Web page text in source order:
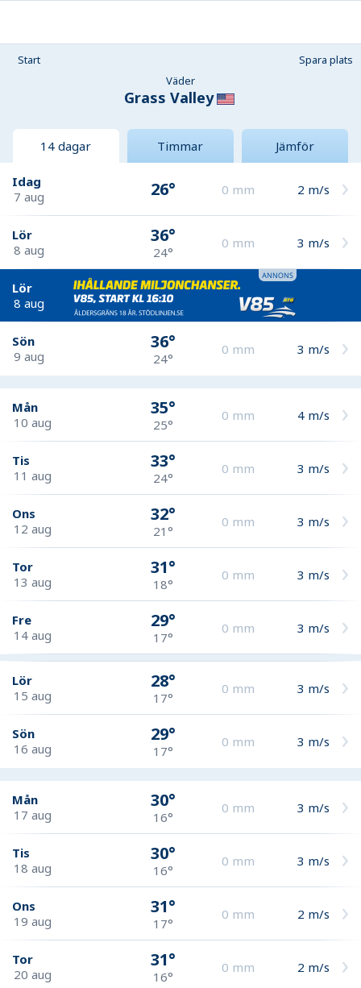
Start
Spara plats
Väder
Grass Valley
14 dagar Timmar Jämför
Idag
7 aug
26° 0 mm 2 m/s
Lör
8 aug
36°
24°
0 mm 3 m/s
Lör
8 aug
Sön
9 aug
36°
24°
0 mm 3 m/s
Mån
10 aug
35°
25°
0 mm 4 m/s
Tis
11 aug
33°
24°
0 mm 3 m/s
Ons
12 aug
32°
21°
0 mm 3 m/s
Tor
13 aug
31°
18°
0 mm 3 m/s
Fre
14 aug
29°
17°
0 mm 3 m/s
Lör
15 aug
28°
17°
0 mm 3 m/s
Sön
16 aug
29°
17°
0 mm 3 m/s
Mån
17 aug
30°
16°
0 mm 3 m/s
Tis
18 aug
30°
16°
0 mm 3 m/s
Ons
19 aug
31°
17°
0 mm 2 m/s
Tor
20 aug
31°
16°
0 mm 2 m/s